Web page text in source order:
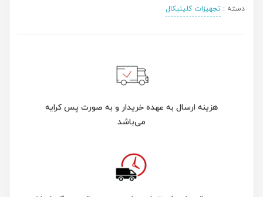
دسته : تجهیزات کلینیکال
هزینه ارسال به عهده خریدار و به صورت پس کرایه
می‌باشد